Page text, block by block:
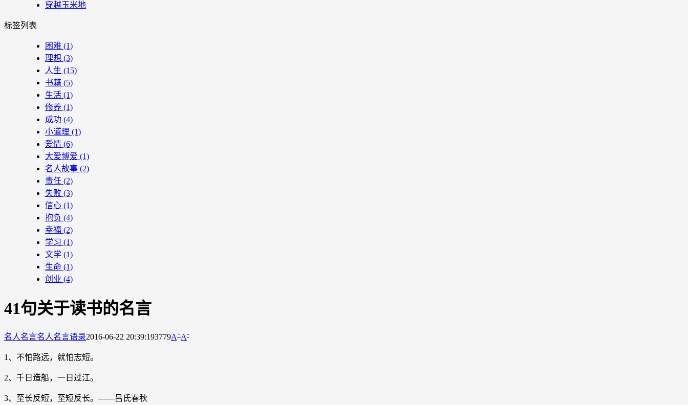
穿越玉米地
标签列表
困难 (1)
理想 (3)
人生 (15)
书籍 (5)
生活 (1)
修养 (1)
成功 (4)
小道理 (1)
爱情 (6)
大爱博爱 (1)
名人故事 (2)
责任 (2)
失败 (3)
信心 (1)
抱负 (4)
幸福 (2)
学习 (1)
文学 (1)
生命 (1)
创业 (4)
41句关于读书的名言
名人名言名人名言语录2016-06-22 20:39:193779A+A-
1、不怕路远，就怕志短。
2、千日造船，一日过江。
3、至长反短，至短反长。——吕氏春秋